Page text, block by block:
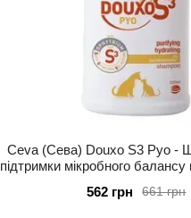
Ceva (Сева) Douxo S3 Pyo -
підтримки мікробного балансу
661 грн
562 грн